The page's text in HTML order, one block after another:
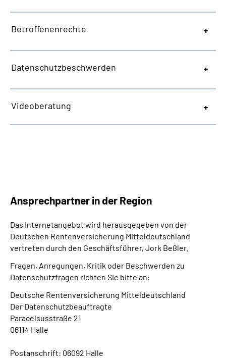
Betroffenenrechte
Datenschutzbeschwerden
Videoberatung
Ansprechpartner in der Region
Das Internetangebot wird herausgegeben von der
Deutschen Rentenversicherung Mitteldeutschland
vertreten durch den Geschäftsführer, Jork Beßler.
Fragen, Anregungen, Kritik oder Beschwerden zu
Datenschutzfragen richten Sie bitte an:
Deutsche Rentenversicherung Mitteldeutschland
Der Datenschutzbeauftragte
Paracelsusstraße 21
06114 Halle
Postanschrift: 06092 Halle